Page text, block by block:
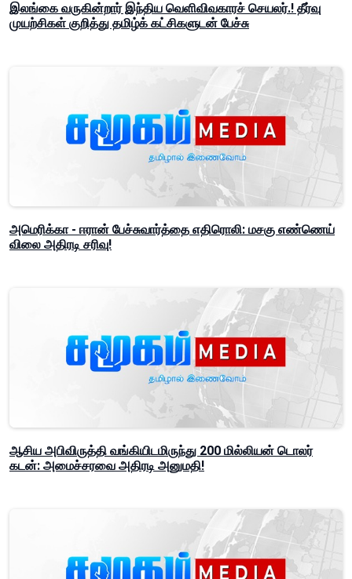
இலங்கை வருகின்றார் இந்திய வெளிவிவகாரச் செயலர்.! தீர்வு
முயற்சிகள் குறித்து தமிழ்க் கட்சிகளுடன் பேச்சு
அமெரிக்கா - ஈரான் பேச்சுவார்த்தை எதிரொலி: மசகு எண்ணெய்
விலை அதிரடி சரிவு!
ஆசிய அபிவிருத்தி வங்கியிடமிருந்து 200 மில்லியன் டொலர்
கடன்: அமைச்சரவை அதிரடி அனுமதி!